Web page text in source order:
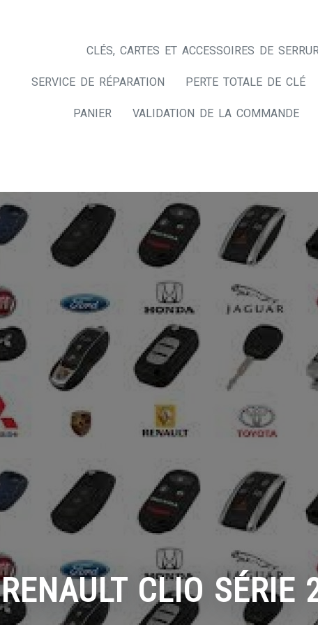
CLÉS, CARTES ET ACCESSOIRES DE
SERVICE DE RÉPARATION PERTE TOTALE DE CLÉ
PANIER VALIDATION DE LA COMMANDE
RENAULT CLIO SÉRIE